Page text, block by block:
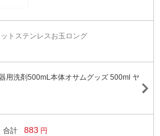
トステンレスお玉ロング
洗剤500mL本体オサムグッズ 500ml ヤ
合計 883 円